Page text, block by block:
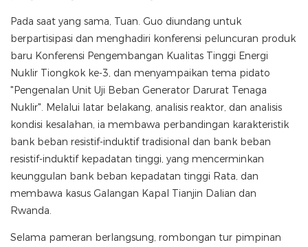
Pada saat yang sama, Tuan. Guo diundang untuk
berpartisipasi dan menghadiri konferensi peluncuran produk
baru Konferensi Pengembangan Kualitas Tinggi Energi
Nuklir Tiongkok ke-3, dan menyampaikan tema pidato
"Pengenalan Unit Uji Beban Generator Darurat Tenaga
Nuklir". Melalui latar belakang, analisis reaktor, dan analisis
kondisi kesalahan, ia membawa perbandingan karakteristik
bank beban resistif-induktif tradisional dan bank beban
resistif-induktif kepadatan tinggi, yang mencerminkan
keunggulan bank beban kepadatan tinggi Rata, dan
membawa kasus Galangan Kapal Tianjin Dalian dan
Rwanda.
Selama pameran berlangsung, rombongan tur pimpinan